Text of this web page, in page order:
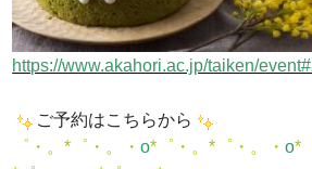
https://www.akahori.ac.jp/taiken/
ご予約はこちらから
゜・。*゜・。・o*゜・。*゜・。・o*